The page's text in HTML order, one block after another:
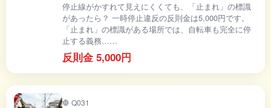
停止線がかすれて見えにくくても、「止まれ」の標識
があったら？ 一時停止違反の反則金は5,000円です。
「止まれ」の標識がある場所では、自転車も完全に停
止する義務……
反則金 5,000円
🛑 Q031